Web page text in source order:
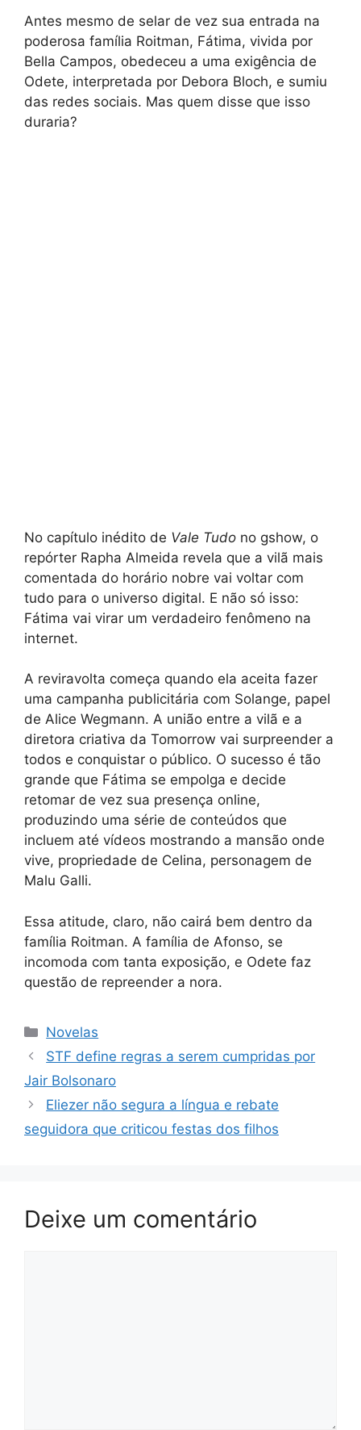
Antes mesmo de selar de vez sua entrada na
poderosa família Roitman, Fátima, vivida por
Bella Campos, obedeceu a uma exigência de
Odete, interpretada por Debora Bloch, e sumiu
das redes sociais. Mas quem disse que isso
duraria?
No capítulo inédito de Vale Tudo no gshow, o
repórter Rapha Almeida revela que a vilã mais
comentada do horário nobre vai voltar com
tudo para o universo digital. E não só isso:
Fátima vai virar um verdadeiro fenômeno na
internet.
A reviravolta começa quando ela aceita fazer
uma campanha publicitária com Solange, papel
de Alice Wegmann. A união entre a vilã e a
diretora criativa da Tomorrow vai surpreender a
todos e conquistar o público. O sucesso é tão
grande que Fátima se empolga e decide
retomar de vez sua presença online,
produzindo uma série de conteúdos que
incluem até vídeos mostrando a mansão onde
vive, propriedade de Celina, personagem de
Malu Galli.
Essa atitude, claro, não cairá bem dentro da
família Roitman. A família de Afonso, se
incomoda com tanta exposição, e Odete faz
questão de repreender a nora.
Categorias
Novelas
STF define regras a serem cumpridas por
Jair Bolsonaro
Eliezer não segura a língua e rebate
seguidora que criticou festas dos filhos
Deixe um comentário